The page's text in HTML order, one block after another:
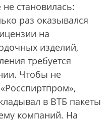
становилась:
раз оказывался
на
изделий,
требуется
Чтобы не
в ВТБ пакеты
компаний. На